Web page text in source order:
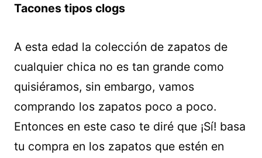
Tacones tipos clogs
A esta edad la colección de zapatos de
cualquier chica no es tan grande como
quisiéramos, sin embargo, vamos
comprando los zapatos poco a poco.
Entonces en este caso te diré que ¡Sí! basa
tu compra en los zapatos que estén en